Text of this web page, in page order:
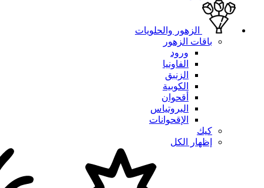
الزهور والحلويات
باقات الزهور
ورود
الفاونيا
الزنبق
الكوبية
أقحوان
البروتياس
الإقحوانات
كيك
إظهار الكل